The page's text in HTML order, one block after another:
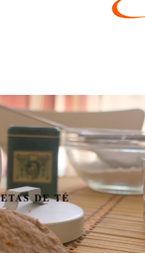
DE TÉ